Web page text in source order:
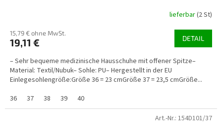
lieferbar(2 St)
15,79 € ohne MwSt.
19,11 € DETAIL
– Sehr bequeme medizinische Hausschuhe mit offener Spitze–
Material: Textil/Nubuk– Sohle: PU– Hergestellt in der EU
Einlegesohlengröße:Größe 36 = 23 cmGröße 37 = 23,5 cmGröße...
36
37 38 39 40
Art.-Nr.: 154D101/37